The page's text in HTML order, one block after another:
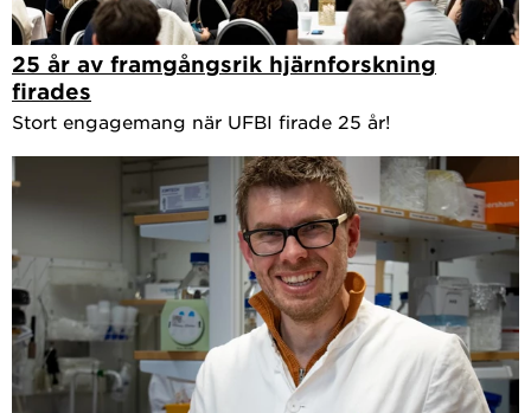
25 år av framgångsrik hjärnforskning
firades
Stort engagemang när UFBI firade 25 år!